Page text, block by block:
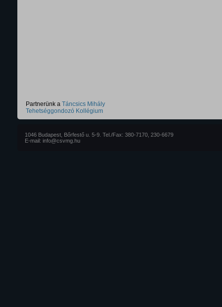
Partnerünk a Táncsics Mihály
Tehetséggondozó Kollégium
1046 Budapest, Bőrfestő u. 5-9. Tel./Fax: 380-7170, 230-6679
E-mail: info@csvmg.hu